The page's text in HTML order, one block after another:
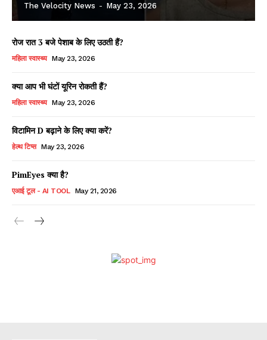
The Velocity News - May 23, 2026
रोज रात 3 बजे पेशाब के लिए उठती हैं?
महिला स्वास्थ्य May 23, 2026
क्या आप भी घंटों यूरिन रोकती हैं?
महिला स्वास्थ्य May 23, 2026
विटामिन D बढ़ाने के लिए क्या करें?
हेल्थ टिप्स May 23, 2026
PimEyes क्या है?
एआई टूल - AI TOOL May 21, 2026